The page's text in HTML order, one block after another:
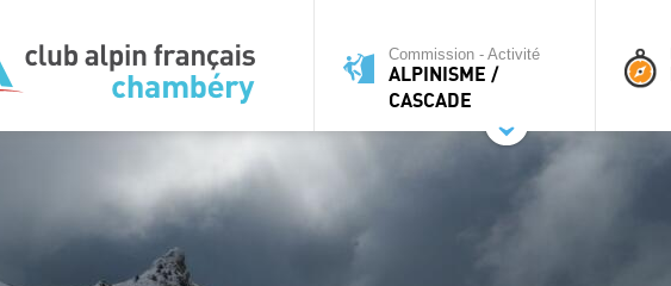
Commission - Activité
ALPINISME /
CASCADE